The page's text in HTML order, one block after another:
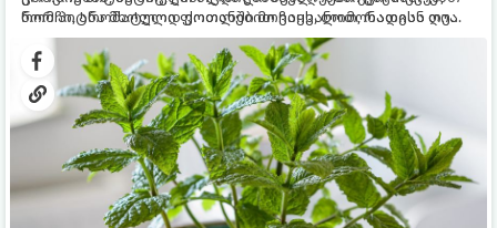
რომ პიტნა მხოლოდ ქოთანში მოვიყვანოთ, რადგან ღია
გრუნტში (ბაღში) დარგვისას ის ფესვებით ძალიან
სწრაფად ვრცელდება და სხვა მცენარეებს ავიწროებს.
ნორჩი, არომატული ფოთლებით ჩაის, ლიმონათისა თუ
კერძებისთვის.